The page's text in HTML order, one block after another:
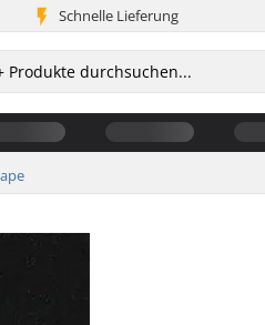
Schnelle Lieferung